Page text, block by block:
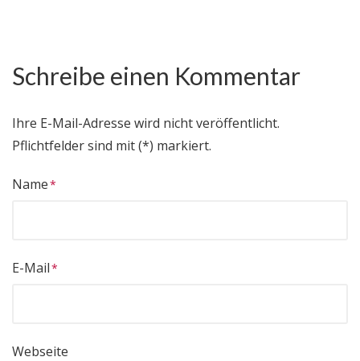
Schreibe einen Kommentar
Ihre E-Mail-Adresse wird nicht veröffentlicht.
Pflichtfelder sind mit (*) markiert.
Name
E-Mail
Webseite